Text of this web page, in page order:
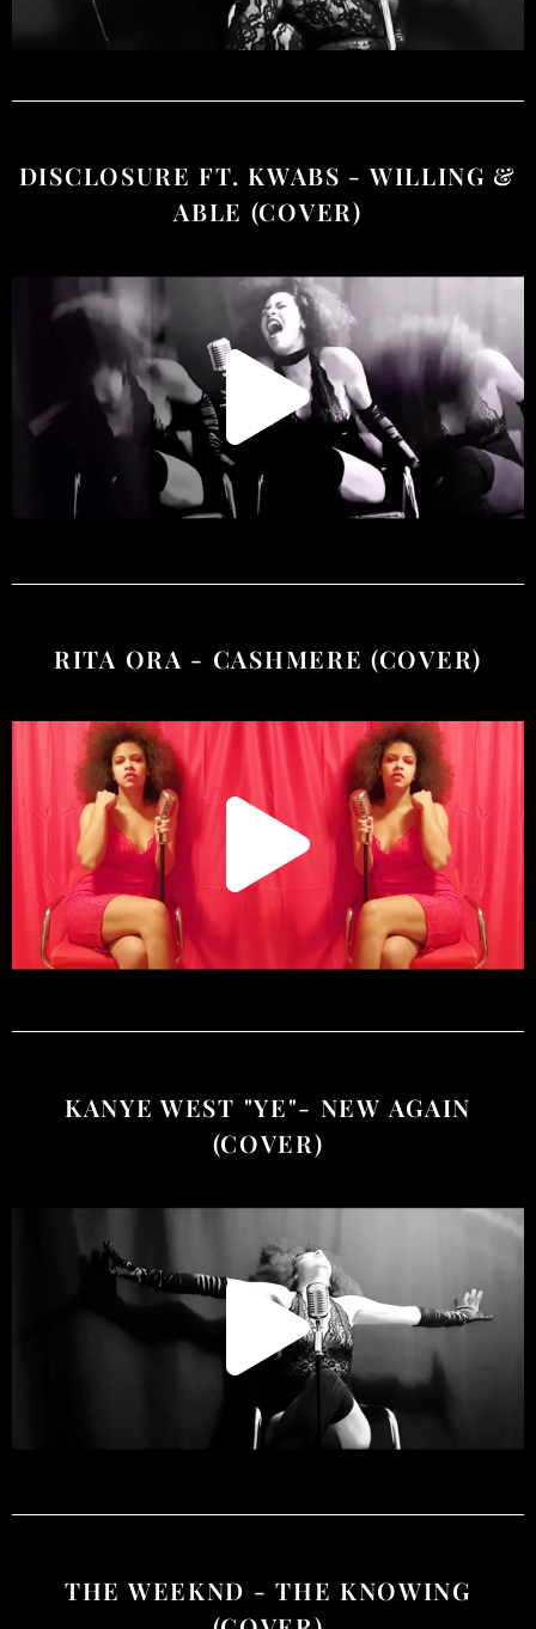
DISCLOSURE FT. KWABS - WILLING &
ABLE (COVER)
RITA ORA - CASHMERE (COVER)
KANYE WEST "YE"- NEW AGAIN
(COVER)
THE WEEKND - THE KNOWING